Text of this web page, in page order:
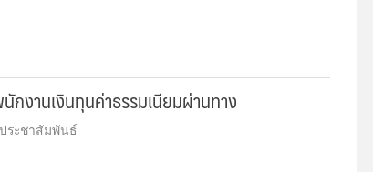
งานเงินทุนค่าธรรมเนียมผ่านทาง
ระชาสัมพันธ์